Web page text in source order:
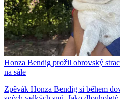
Honza Bendig prožil obrovský
na sále
Zpěvák Honza Bendig si během